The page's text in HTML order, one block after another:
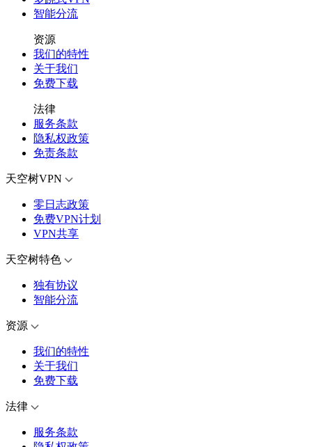
智能分流
资源
我们的特性
关于我们
免费下载
法律
服务条款
隐私权政策
免责条款
天空树VPN
零日志政策
免费VPN计划
VPN共享
天空树特色
独有协议
智能分流
资源
我们的特性
关于我们
免费下载
法律
服务条款